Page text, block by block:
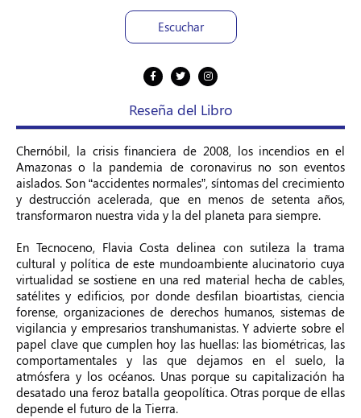
Escuchar
Reseña del Libro
Chernóbil, la crisis financiera de 2008, los incendios en el
Amazonas o la pandemia de coronavirus no son eventos
aislados. Son “accidentes normales”, síntomas del crecimiento
y destrucción acelerada, que en menos de setenta años,
transformaron nuestra vida y la del planeta para siempre.
En Tecnoceno, Flavia Costa delinea con sutileza la trama
cultural y política de este mundoambiente alucinatorio cuya
virtualidad se sostiene en una red material hecha de cables,
satélites y edificios, por donde desfilan bioartistas, ciencia
forense, organizaciones de derechos humanos, sistemas de
vigilancia y empresarios transhumanistas. Y advierte sobre el
papel clave que cumplen hoy las huellas: las biométricas, las
comportamentales y las que dejamos en el suelo, la
atmósfera y los océanos. Unas porque su capitalización ha
desatado una feroz batalla geopolítica. Otras porque de ellas
depende el futuro de la Tierra.